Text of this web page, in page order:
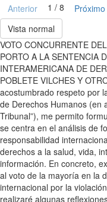
Anterior 1 / 8
Próximo
Vista normal
VOTO CONCURRENTE
PORTO A LA SENTENCIA
INTERAMERICANA DE
POBLETE VILCHES Y
acostumbrado respeto por
de Derechos Humanos (en
Tribunal”), me permito
se centra en el análisis de
responsabilidad
derechos a la salud, vida,
información. En concreto,
al voto de la mayoría en la
internacional por la
realizaré algunas